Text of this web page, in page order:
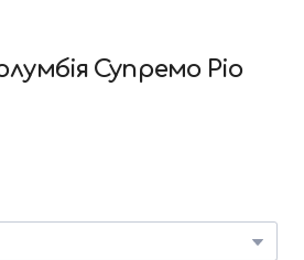
Супремо Ріо